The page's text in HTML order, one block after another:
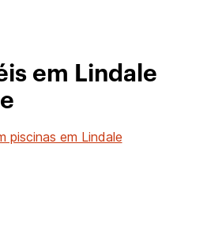
em Lindale
piscinas em Lindale